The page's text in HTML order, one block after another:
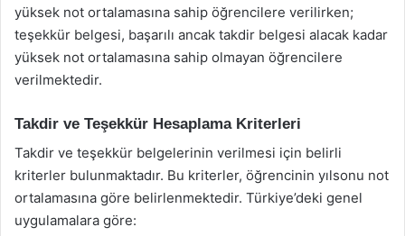
yüksek not ortalamasına sahip öğrencilere verilirken;
teşekkür belgesi, başarılı ancak takdir belgesi alacak kadar
yüksek not ortalamasına sahip olmayan öğrencilere
verilmektedir.
Takdir ve Teşekkür Hesaplama Kriterleri
Takdir ve teşekkür belgelerinin verilmesi için belirli
kriterler bulunmaktadır. Bu kriterler, öğrencinin yılsonu not
ortalamasına göre belirlenmektedir. Türkiye’deki genel
uygulamalara göre: